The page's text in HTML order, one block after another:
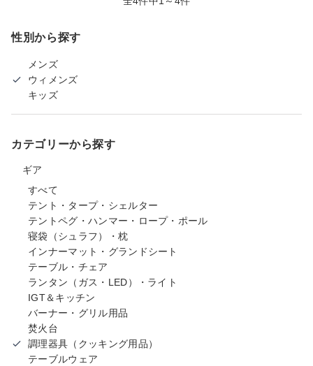
性別から探す
メンズ
ウィメンズ
キッズ
カテゴリーから探す
ギア
すべて
テント・タープ・シェルター
テントペグ・ハンマー・ロープ・ポール
寝袋（シュラフ）・枕
インナーマット・グランドシート
テーブル・チェア
ランタン（ガス・LED）・ライト
IGT＆キッチン
バーナー・グリル用品
焚火台
調理器具（クッキング用品）
テーブルウェア